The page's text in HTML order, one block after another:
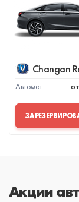
Changan
Автомат
Акции